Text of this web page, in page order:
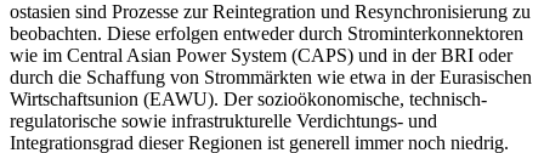
ostasien sind Prozesse zur Reintegration und Resyn­chronisierung zu
beobachten. Diese erfolgen entweder durch Strominterkonnektoren
wie im Central Asian Power System (CAPS) und in der BRI oder
durch die Schaffung von Strommärkten wie etwa in der Eurasi­schen
Wirtschaftsunion (EAWU). Der sozioökonomische, technisch-
regulatorische sowie infrastrukturelle Verdichtungs- und
Integrationsgrad dieser Regionen ist generell immer noch niedrig.